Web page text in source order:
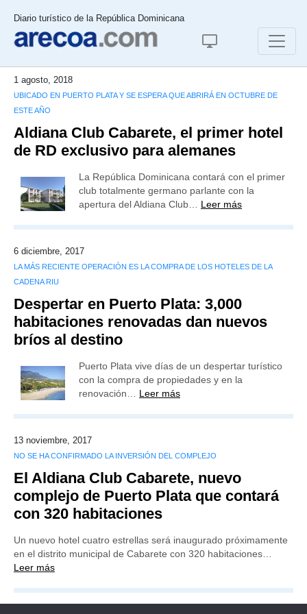
Diario turístico de la República Dominicana
1 agosto, 2018
UBICADO EN PUERTO PLATA Y SE ESPERA QUE ABRIRÁ EN OCTUBRE DE
ESTE AÑO
Aldiana Club Cabarete, el primer hotel
de RD exclusivo para alemanes
La República Dominicana contará con el primer
club totalmente germano parlante con la
apertura del Aldiana Club… Leer más
6 diciembre, 2017
LA MÁS RECIENTE OPERACIÓN ES LA COMPRA DE LOS HOTELES DE LA
CADENA RIU
Despertar en Puerto Plata: 3,000
habitaciones renovadas dan nuevos
bríos al destino
Puerto Plata vive días de un despertar turístico
con la compra de propiedades y en la
renovación… Leer más
13 noviembre, 2017
NO SE HA CONFIRMADO LA INVERSIÓN DEL COMPLEJO
El Aldiana Club Cabarete, nuevo
complejo de Puerto Plata que contará
con 320 habitaciones
Un nuevo hotel cuatro estrellas será inaugurado próximamente
en el distrito municipal de Cabarete con 320 habitaciones…
Leer más